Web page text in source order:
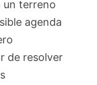
un terreno
agenda
de resolver